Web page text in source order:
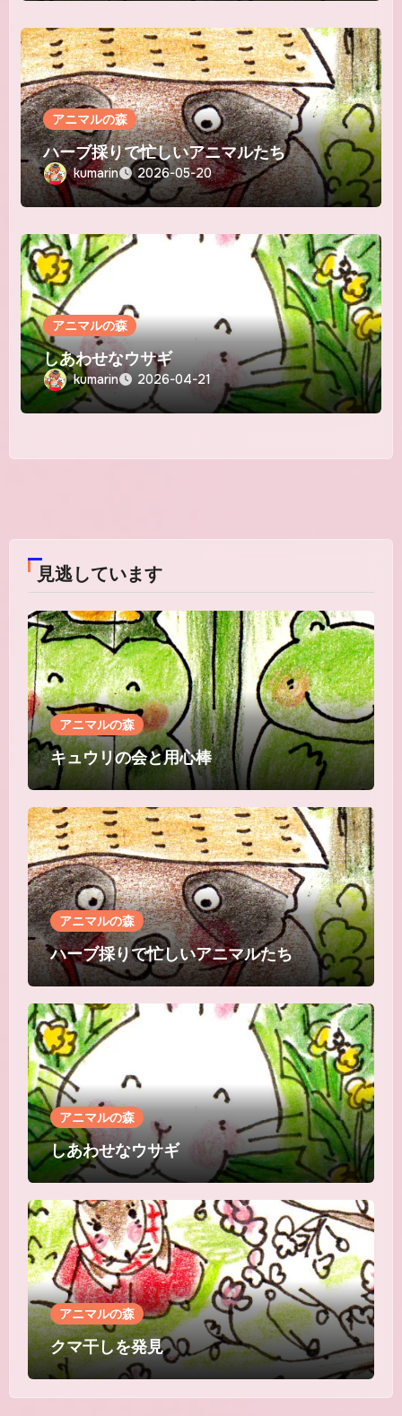
アニマルの森
ハーブ採りで忙しいアニマルたち
kumarin 2026-05-20
アニマルの森
しあわせなウサギ
kumarin 2026-04-21
見逃しています
アニマルの森
キュウリの会と用心棒
アニマルの森
ハーブ採りで忙しいアニマルたち
アニマルの森
しあわせなウサギ
アニマルの森
クマ干しを発見